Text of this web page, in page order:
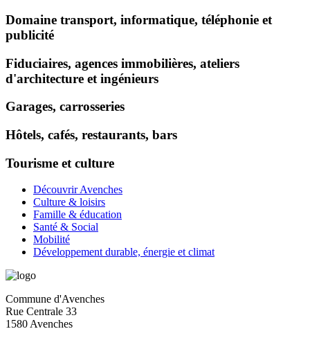
Domaine transport, informatique, téléphonie et
publicité
Fiduciaires, agences immobilières, ateliers
d'architecture et ingénieurs
Garages, carrosseries
Hôtels, cafés, restaurants, bars
Tourisme et culture
Découvrir Avenches
Culture & loisirs
Famille & éducation
Santé & Social
Mobilité
Développement durable, énergie et climat
Commune d'Avenches
Rue Centrale 33
1580 Avenches